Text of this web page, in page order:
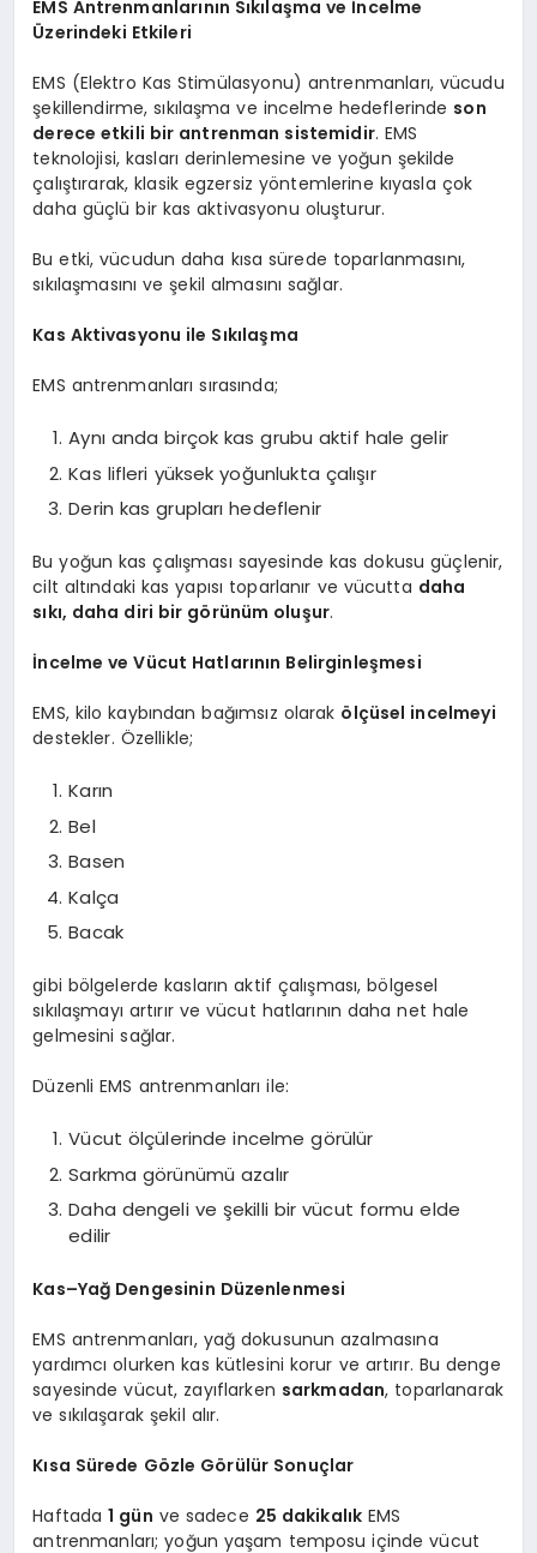
EMS Antrenmanlarının Sıkılaşma ve İncelme
Üzerindeki Etkileri
EMS (Elektro Kas Stimülasyonu) antrenmanları, vücudu
şekillendirme, sıkılaşma ve incelme hedeflerinde son
derece etkili bir antrenman sistemidir. EMS
teknolojisi, kasları derinlemesine ve yoğun şekilde
çalıştırarak, klasik egzersiz yöntemlerine kıyasla çok
daha güçlü bir kas aktivasyonu oluşturur.
Bu etki, vücudun daha kısa sürede toparlanmasını,
sıkılaşmasını ve şekil almasını sağlar.
Kas Aktivasyonu ile Sıkılaşma
EMS antrenmanları sırasında;
Aynı anda birçok kas grubu aktif hale gelir
Kas lifleri yüksek yoğunlukta çalışır
Derin kas grupları hedeflenir
Bu yoğun kas çalışması sayesinde kas dokusu güçlenir,
cilt altındaki kas yapısı toparlanır ve vücutta daha
sıkı, daha diri bir görünüm oluşur.
İncelme ve Vücut Hatlarının Belirginleşmesi
EMS, kilo kaybından bağımsız olarak ölçüsel incelmeyi
destekler. Özellikle;
Karın
Bel
Basen
Kalça
Bacak
gibi bölgelerde kasların aktif çalışması, bölgesel
sıkılaşmayı artırır ve vücut hatlarının daha net hale
gelmesini sağlar.
Düzenli EMS antrenmanları ile:
Vücut ölçülerinde incelme görülür
Sarkma görünümü azalır
Daha dengeli ve şekilli bir vücut formu elde
edilir
Kas–Yağ Dengesinin Düzenlenmesi
EMS antrenmanları, yağ dokusunun azalmasına
yardımcı olurken kas kütlesini korur ve artırır. Bu denge
sayesinde vücut, zayıflarken sarkmadan, toparlanarak
ve sıkılaşarak şekil alır.
Kısa Sürede Gözle Görülür Sonuçlar
Haftada1 gün ve sadece 25 dakikalık EMS
antrenmanları; yoğun yaşam temposu içinde vücut